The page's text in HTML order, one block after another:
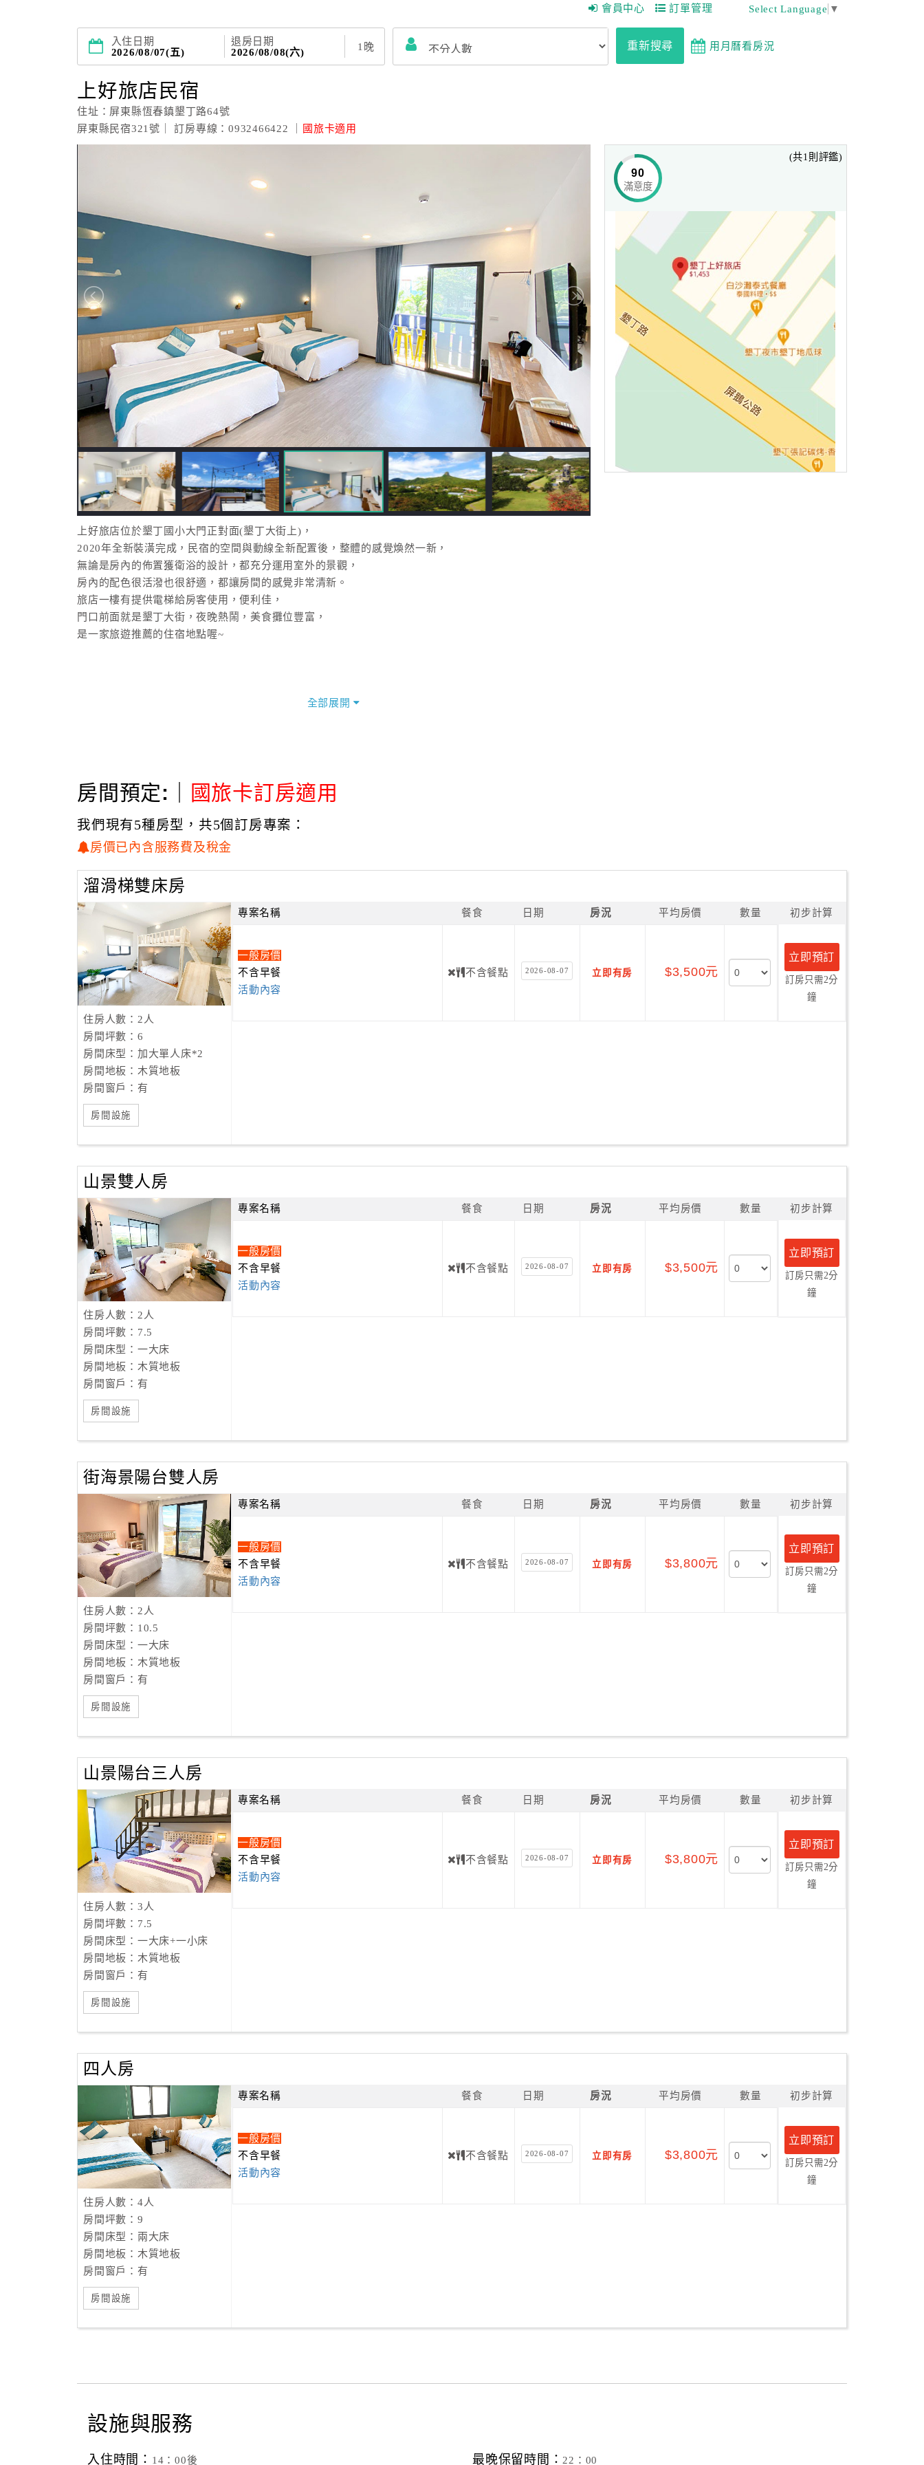
會員中心 訂單管理 Select Language ▼
入住日期
2026/08/07(五)
退房日期
2026/08/08(六)
1 晚 重新搜尋 用月曆看房況
上好旅店民宿
住址：屏東縣恆春鎮墾丁路64號
屏東縣民宿321號｜ 訂房專線：0932466422 ｜
國旅卡適用
上好旅店位於墾丁國小大門正對面(墾丁大街上)，
2020年全新裝潢完成，民宿的空間與動線全新配置後，整體的感覺煥然一新，
無論是房內的佈置獲衛浴的設計，都充分運用室外的景觀，
房內的配色很活潑也很舒適，都讓房間的感覺非常清新。
旅店一樓有提供電梯給房客使用，便利佳，
門口前面就是墾丁大街，夜晚熱鬧，美食攤位豐富，
是一家旅遊推薦的住宿地點喔~
全部展開
90
滿意度
(共1則評鑑)
房間預定:｜ 國旅卡訂房適用
我們現有5種房型，共5個訂房專案：
房價已內含服務費及稅金
溜滑梯雙床房
住房人數：2人
房間坪數：6
房間床型：加大單人床*2
房間地板：木質地板
房間窗戶：有
房間設施
專案名稱 餐食 日期 房況 平均房價 數量 初步計算
一般房價
不含早餐
活動內容
不含餐點 2026-08-07 立即有房 $3,500元
立即預訂
訂房只需2分
鐘
山景雙人房
住房人數：2人
房間坪數：7.5
房間床型：一大床
房間地板：木質地板
房間窗戶：有
房間設施
專案名稱 餐食 日期 房況 平均房價 數量 初步計算
一般房價
不含早餐
活動內容
不含餐點 2026-08-07 立即有房 $3,500元
立即預訂
訂房只需2分
鐘
街海景陽台雙人房
住房人數：2人
房間坪數：10.5
房間床型：一大床
房間地板：木質地板
房間窗戶：有
房間設施
專案名稱 餐食 日期 房況 平均房價 數量 初步計算
一般房價
不含早餐
活動內容
不含餐點 2026-08-07 立即有房 $3,800元
立即預訂
訂房只需2分
鐘
山景陽台三人房
住房人數：3人
房間坪數：7.5
房間床型：一大床+一小床
房間地板：木質地板
房間窗戶：有
房間設施
專案名稱 餐食 日期 房況 平均房價 數量 初步計算
一般房價
不含早餐
活動內容
不含餐點 2026-08-07 立即有房 $3,800元
立即預訂
訂房只需2分
鐘
四人房
住房人數：4人
房間坪數：9
房間床型：兩大床
房間地板：木質地板
房間窗戶：有
房間設施
專案名稱 餐食 日期 房況 平均房價 數量 初步計算
一般房價
不含早餐
活動內容
不含餐點 2026-08-07 立即有房 $3,800元
立即預訂
訂房只需2分
鐘
設施與服務
入住時間： 14：00後 最晚保留時間：22：00